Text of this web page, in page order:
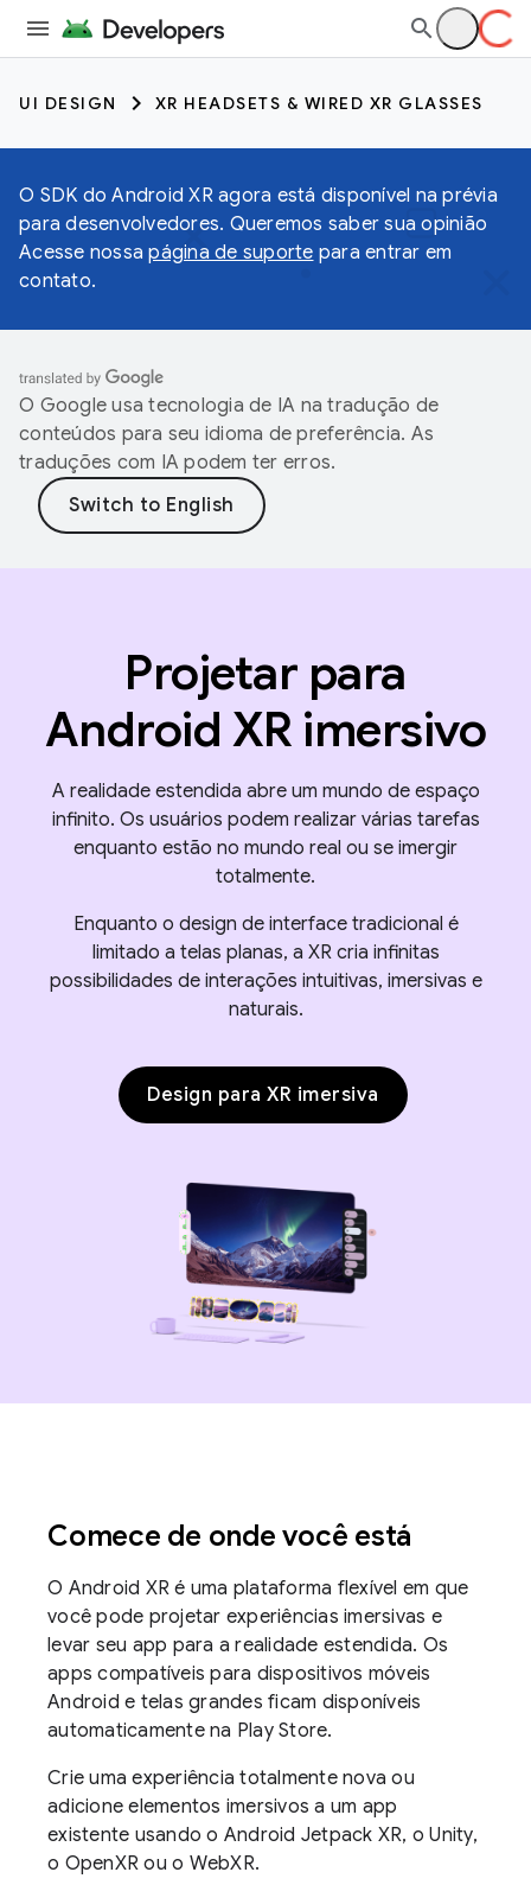
UI DESIGN XR HEADSETS & WIRED XR GLASSES
O SDK do Android XR agora está disponível na prévia
para desenvolvedores. Queremos saber sua opinião
Acesse nossapágina de suporte para entrar em
contato.
O Google usa tecnologia de IA na tradução de
conteúdos para seu idioma de preferência. As
traduções com IA podem ter erros.
Projetar para
Android XR imersivo
A realidade estendida abre um mundo de espaço
infinito. Os usuários podem realizar várias tarefas
enquanto estão no mundo real ou se imergir
totalmente.
Enquanto o design de interface tradicional é
limitado a telas planas, a XR cria infinitas
possibilidades de interações intuitivas, imersivas e
naturais.
Design para XR imersiva
Comece de onde você está
O Android XR é uma plataforma flexível em que
você pode projetar experiências imersivas e
levar seu app para a realidade estendida. Os
apps compatíveis para dispositivos móveis
Android e telas grandes ficam disponíveis
automaticamente na Play Store.
Crie uma experiência totalmente nova ou
adicione elementos imersivos a um app
existente usando o Android Jetpack XR, o Unity,
o OpenXR ou o WebXR.